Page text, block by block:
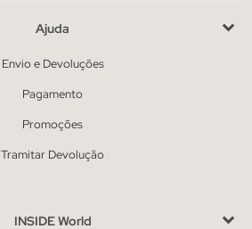
Ajuda
Envio e Devoluções
Pagamento
Promoções
Tramitar Devolução
INSIDE World